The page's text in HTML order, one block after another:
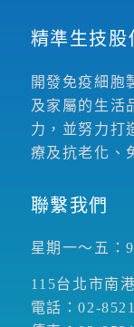
精準生技股
開發免疫細胞
及家屬的生活
力，並努力打
療及抗老化、
聯繫我們
星期一～五：
115台北市南
電話：02-